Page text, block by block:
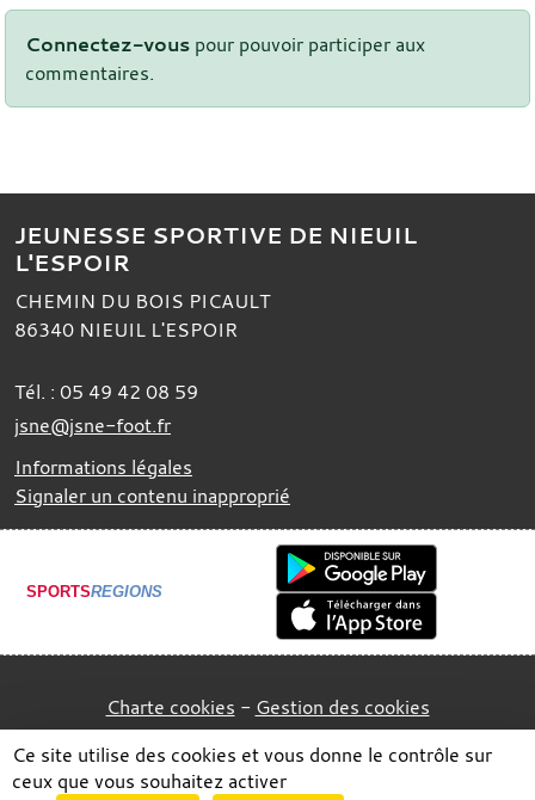
Connectez-vous pour pouvoir participer aux
commentaires.
JEUNESSE SPORTIVE DE NIEUIL
L'ESPOIR
CHEMIN DU BOIS PICAULT
86340 NIEUIL L'ESPOIR
Tél. : 05 49 42 08 59
jsne@jsne-foot.fr
Informations légales
Signaler un contenu inapproprié
SPORTSREGIONS
Charte cookies Gestion des cookies
Ce site utilise des cookies et vous donne le contrôle sur
ceux que vous souhaitez activer